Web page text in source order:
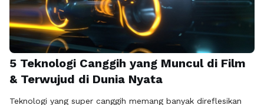
5 Teknologi Canggih yang Muncul di Film
& Terwujud di Dunia Nyata
Teknologi yang super canggih memang banyak direflesikan